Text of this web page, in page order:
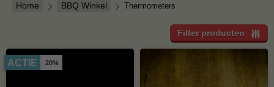
Home BBQ Winkel Thermometers
Filter producten
ACTIE 20%